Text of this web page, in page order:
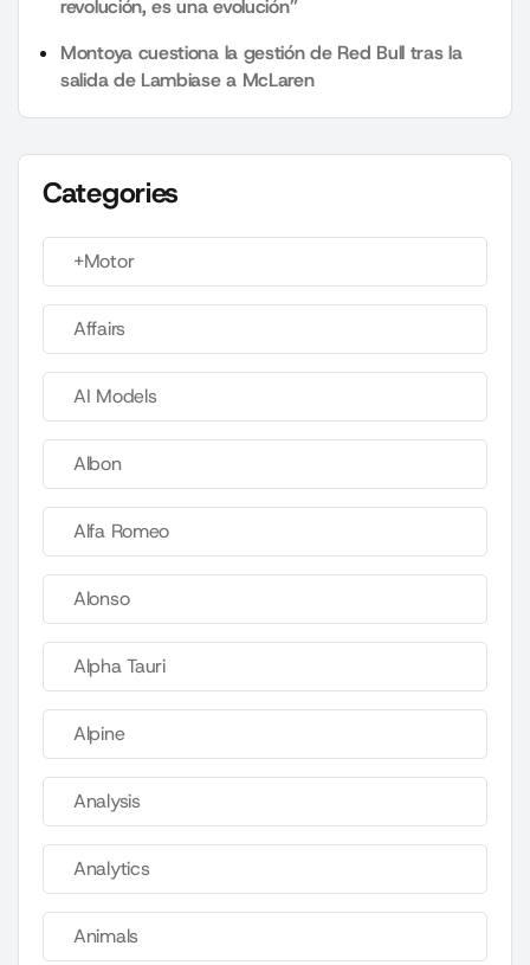
revolución, es una evolución”
Montoya cuestiona la gestión de Red Bull tras la
salida de Lambiase a McLaren
Categories
+Motor
Affairs
AI Models
Albon
Alfa Romeo
Alonso
Alpha Tauri
Alpine
Analysis
Analytics
Animals